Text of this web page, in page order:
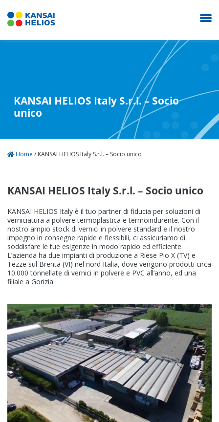
KANSAI HELIOS Italy S.r.l. – Socio
unico
Home / KANSAI HELIOS Italy S.r.l. – Socio unico
KANSAI HELIOS Italy S.r.l. – Socio unico
KANSAI HELIOS Italy è il tuo partner di fiducia per soluzioni di
verniciatura a polvere termoplastica e termoindurente. Con il
nostro ampio stock di vernici in polvere standard e il nostro
impegno in consegne rapide e flessibili, ci assicuriamo di
soddisfare le tue esigenze in modo rapido ed efficiente.
L’azienda ha due impianti di produzione a Riese Pio X (TV) e
Tezze sul Brenta (VI) nel nord Italia, dove vengono prodotti circa
10.000 tonnellate di vernici in polvere e PVC all’anno, ed una
filiale a Gorizia.
La nostra azienda
Sistemi di rivestimento
Carriera
Contatto
Via del Lavoro, 14-16
31039 Riese Pio X (TV)
Italy (Headquarters)